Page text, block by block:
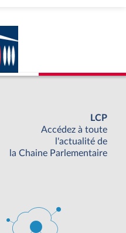
LCP
Accédez à toute
l'actualité de
la Chaine Parlementaire